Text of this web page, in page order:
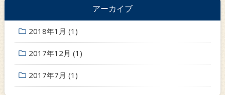
アーカイブ
2018年1月 (1)
2017年12月 (1)
2017年7月 (1)